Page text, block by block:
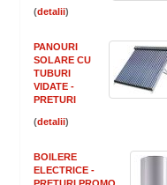
( )
PANOURI
SOLARE CU
TUBURI
VIDATE -
PRETURI
( )
BOILERE
ELECTRICE -